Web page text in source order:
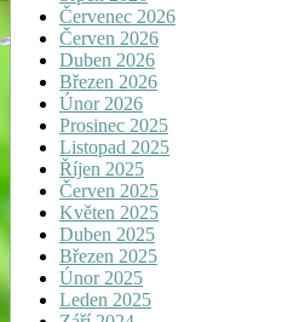
Červenec 2026
Červen 2026
Duben 2026
Březen 2026
Únor 2026
Prosinec 2025
Listopad 2025
Říjen 2025
Červen 2025
Květen 2025
Duben 2025
Březen 2025
Únor 2025
Leden 2025